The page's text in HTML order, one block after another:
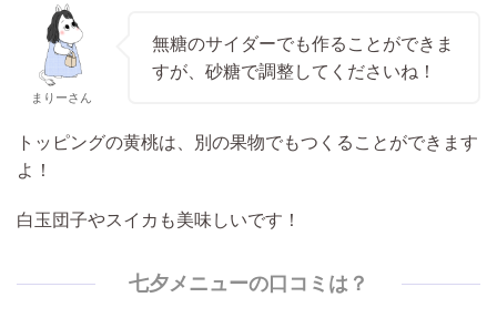
まりーさん
無糖のサイダーでも作ることができま
すが、砂糖で調整してくださいね！
トッピングの黄桃は、別の果物でもつくることができます
よ！
白玉団子やスイカも美味しいです！
七夕メニューの口コミは？